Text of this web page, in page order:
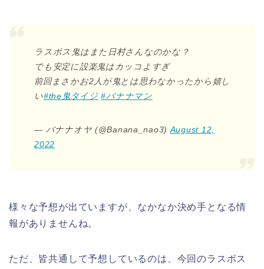
ラスボス鬼はまた日村さんなのかな？
でも安定に設楽鬼はカッコよすぎ
前回まさかお2人が鬼とは思わなかったから嬉し
い#the鬼タイジ #バナナマン
— バナナオヤ (@Banana_nao3) August 12,
2022
様々な予想が出ていますが、なかなか決め手となる情
報がありませんね。
ただ、皆共通して予想しているのは、今回のラスボス